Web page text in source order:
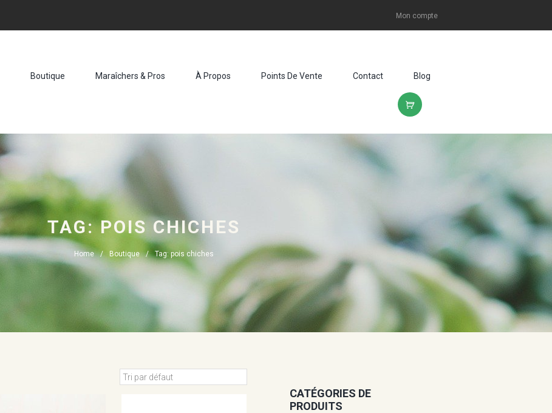
Mon compte
Boutique Maraîchers & Pros À Propos Points De Vente Contact Blog
TAG: POIS CHICHES
Home Boutique Tag: pois chiches
CATÉGORIES DE
PRODUITS